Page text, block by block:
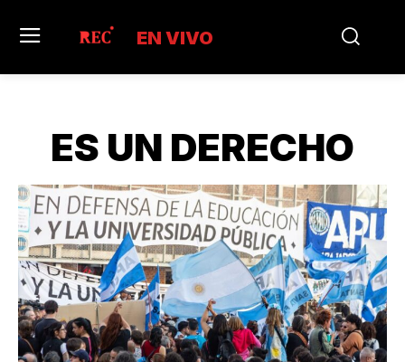
EN VIVO
ES UN DERECHO